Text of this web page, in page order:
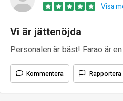
Visa
Vi är jättenöjda
Personalen är bäst! Farao är
Kommentera Rapportera